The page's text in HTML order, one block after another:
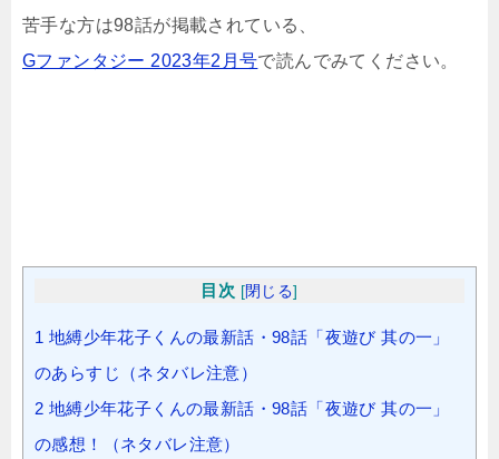
苦手な方は98話が掲載されている、
Gファンタジー 2023年2月号で読んでみてください。
目次 [閉じる]
1 地縛少年花子くんの最新話・98話「夜遊び 其の一」
のあらすじ（ネタバレ注意）
2 地縛少年花子くんの最新話・98話「夜遊び 其の一」
の感想！（ネタバレ注意）